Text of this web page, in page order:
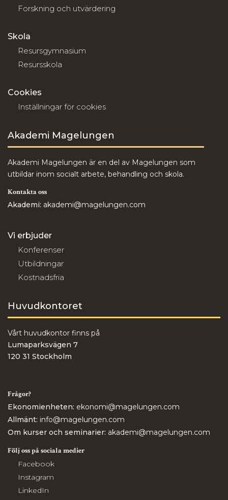
Forskning och utvärdering
Skola
Resursgymnasium
Resursskola
Cookies
Inställningar för cookies
Akademi Magelungen
Akademi Magelungen är en del av Magelungen som
utbildar inom socialt arbete, behandling och skola.
Kontakta oss
Akademi: akademi@magelungen.com
Vi erbjuder
Konferenser
Utbildningar
Kostnadsfria
Huvudkontoret
Vårt huvudkontor finns på
Lumaparksvägen 7
120 31 Stockholm
Frågor?
Ekonomienheten: ekonomi@magelungen.com
Allmänt: info@magelungen.com
Om kurser och seminarier: akademi@magelungen.com
Följ oss på sociala medier
Facebook
Instagram
LinkedIn